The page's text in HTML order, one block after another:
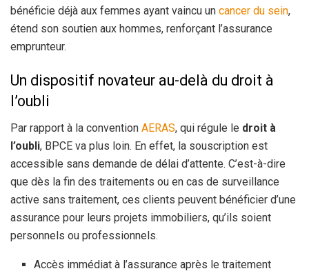
bénéficie déjà aux femmes ayant vaincu un cancer du sein,
étend son soutien aux hommes, renforçant l’assurance
emprunteur.
Un dispositif novateur au-delà du droit à
l’oubli
Par rapport à la convention AERAS, qui régule le droit à
l’oubli, BPCE va plus loin. En effet, la souscription est
accessible sans demande de délai d’attente. C’est-à-dire
que dès la fin des traitements ou en cas de surveillance
active sans traitement, ces clients peuvent bénéficier d’une
assurance pour leurs projets immobiliers, qu’ils soient
personnels ou professionnels.
Accès immédiat à l’assurance après le traitement